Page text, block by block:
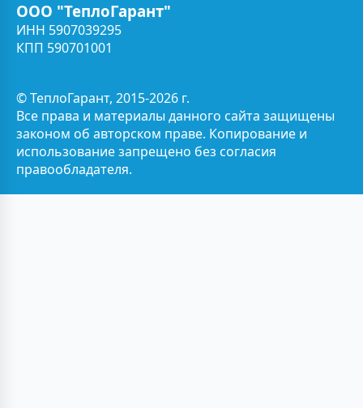
ООО "ТеплоГарант"
ИНН 5907039295
КПП 590701001
© ТеплоГарант, 2015-2026 г.
Все права и материалы данного сайта защищены
законом об авторском праве. Копирование и
использование запрещено без согласия
правообладателя.